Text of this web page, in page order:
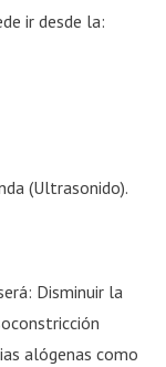
ir desde la:
(Ultrasonido).
Disminuir la
alógenas como